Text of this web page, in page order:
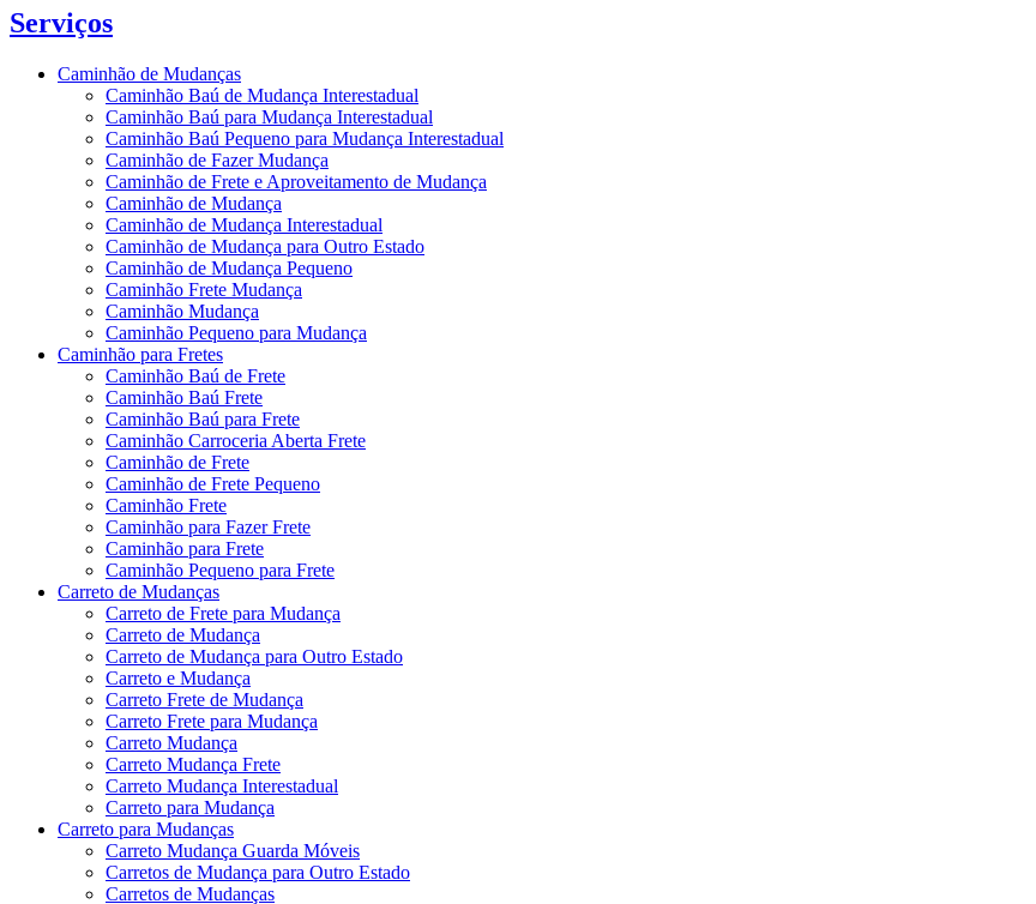
Serviços
Caminhão de Mudanças
Caminhão Baú de Mudança Interestadual
Caminhão Baú para Mudança Interestadual
Caminhão Baú Pequeno para Mudança Interestadual
Caminhão de Fazer Mudança
Caminhão de Frete e Aproveitamento de Mudança
Caminhão de Mudança
Caminhão de Mudança Interestadual
Caminhão de Mudança para Outro Estado
Caminhão de Mudança Pequeno
Caminhão Frete Mudança
Caminhão Mudança
Caminhão Pequeno para Mudança
Caminhão para Fretes
Caminhão Baú de Frete
Caminhão Baú Frete
Caminhão Baú para Frete
Caminhão Carroceria Aberta Frete
Caminhão de Frete
Caminhão de Frete Pequeno
Caminhão Frete
Caminhão para Fazer Frete
Caminhão para Frete
Caminhão Pequeno para Frete
Carreto de Mudanças
Carreto de Frete para Mudança
Carreto de Mudança
Carreto de Mudança para Outro Estado
Carreto e Mudança
Carreto Frete de Mudança
Carreto Frete para Mudança
Carreto Mudança
Carreto Mudança Frete
Carreto Mudança Interestadual
Carreto para Mudança
Carreto para Mudanças
Carreto Mudança Guarda Móveis
Carretos de Mudança para Outro Estado
Carretos de Mudanças